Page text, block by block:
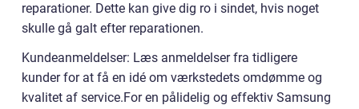
reparationer. Dette kan give dig ro i sindet, hvis noget
skulle gå galt efter reparationen.
Kundeanmeldelser: Læs anmeldelser fra tidligere
kunder for at få en idé om værkstedets omdømme og
kvalitet af service.For en pålidelig og effektiv Samsung